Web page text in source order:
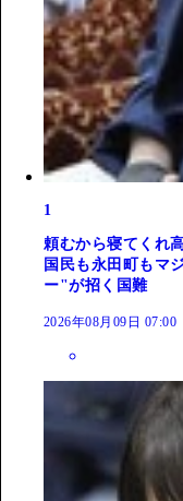
1
頼むから寝てくれ
国民も永田町もマ
ー"が招く国難
2026年08月09日 07:00